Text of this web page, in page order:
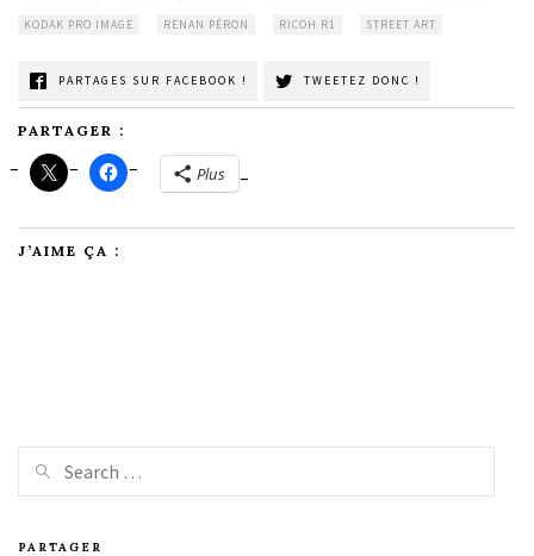
KODAK PRO IMAGE RENAN PÉRON RICOH R1 STREET ART
PARTAGES SUR FACEBOOK ! TWEETEZ DONC !
PARTAGER :
Plus
J’AIME ÇA :
PARTAGER